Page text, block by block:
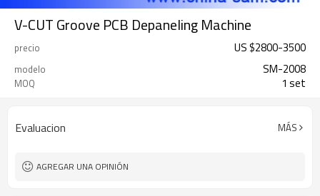
V-CUT Groove PCB Depaneling Machine
precio US $2800-3500
modelo SM-2008
MOQ 1 set
Evaluacion MÁS
AGREGAR UNA OPINIÓN